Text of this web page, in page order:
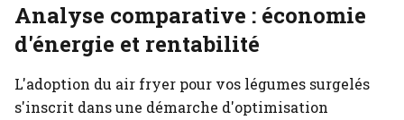
Analyse comparative : économie
d'énergie et rentabilité
L'adoption du air fryer pour vos légumes surgelés
s'inscrit dans une démarche d'optimisation